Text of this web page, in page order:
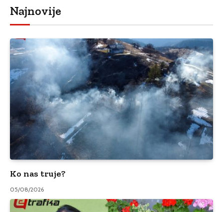
Najnovije
Ko nas truje?
05/08/2026